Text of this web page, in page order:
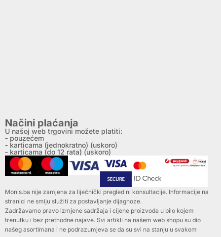
Načini plaćanja
U našoj web trgovini možete platiti:
- pouzećem
- karticama (jednokratno) (uskoro)
- karticama (do 12 rata) (uskoro)
Monis.ba nije zamjena za liječnički pregled ni konsultacije. Informacije na
stranici ne smiju služiti za postavljanje dijagnoze.
Zadržavamo pravo izmjene sadržaja i cijene proizvoda u bilo kojem
trenutku i bez prethodne najave. Svi artikli na našem web shopu su dio
našeg asortimana i ne podrazumjeva se da su svi na stanju u svakom